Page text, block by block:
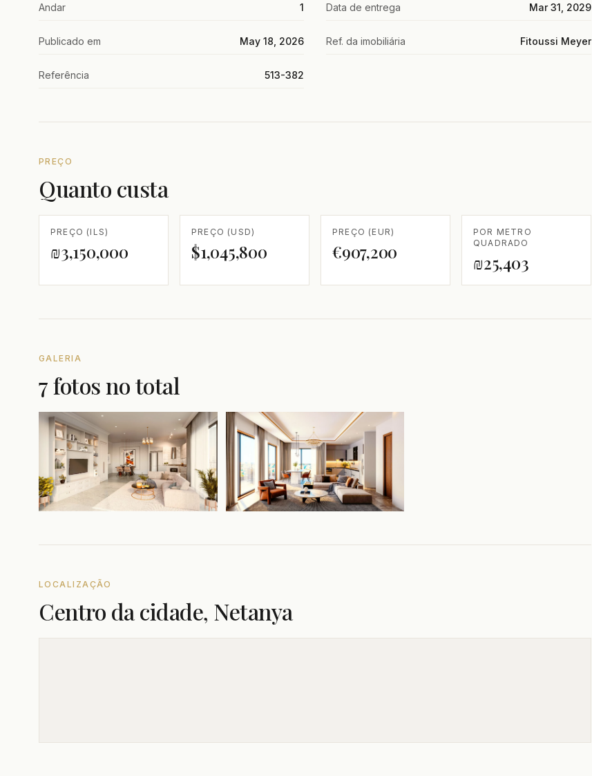
Andar 1 Data de entrega Mar 31, 2029
Publicado em May 18, 2026 Ref. da imobiliária Fitoussi Meyer
Referência 513-382
PREÇO
Quanto custa
PREÇO (ILS)
₪3,150,000
PREÇO (USD)
$1,045,800
PREÇO (EUR)
€907,200
POR METRO
QUADRADO
₪25,403
GALERIA
7 fotos no total
LOCALIZAÇÃO
Centro da cidade, Netanya